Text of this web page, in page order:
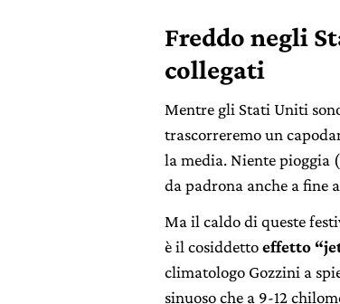
Freddo negli
collegati
Mentre gli Stati Uniti
trascorreremo un
la media. Niente pioggia
da padrona anche a fine
Ma il caldo di queste
è il cosiddettoeffetto
climatologo Gozzini a
sinuoso che a 9-12